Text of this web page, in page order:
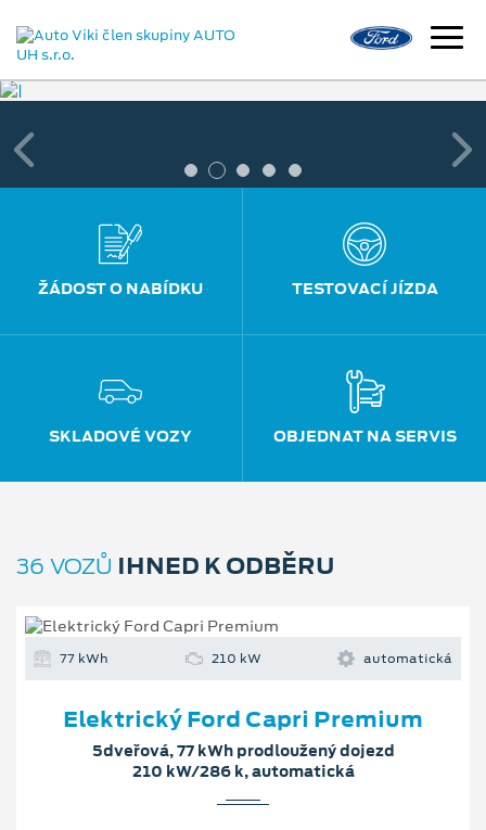
ŽÁDOST O NABÍDKU TESTOVACÍ JÍZDA
SKLADOVÉ VOZY OBJEDNAT NA SERVIS
36 VOZŮ IHNED K ODBĚRU
77 kWh 210 kW automatická
Elektrický Ford Capri Premium
5dveřová, 77 kWh prodloužený dojezd
210 kW/286 k, automatická